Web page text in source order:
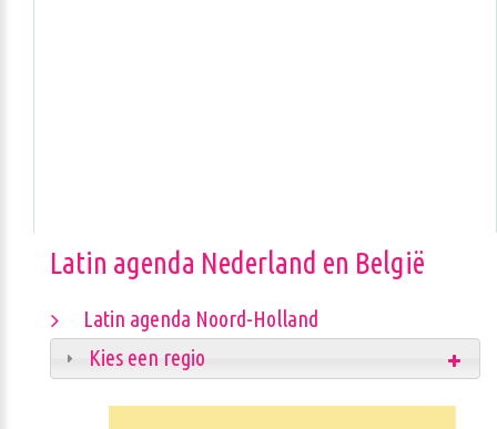
Latin agenda Nederland en België
Latin agenda Noord-Holland
Kies een regio